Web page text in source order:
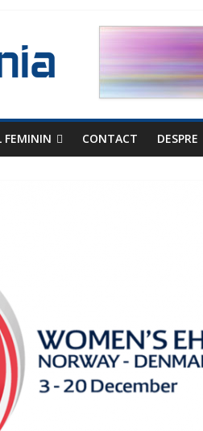
FEMININ CONTACT DESPRE